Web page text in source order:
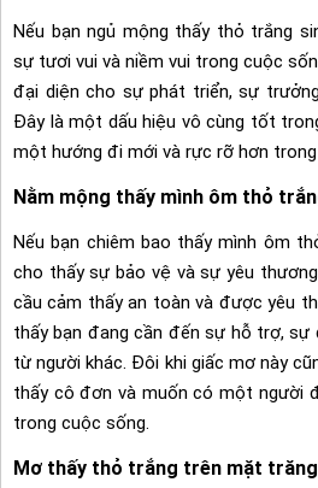
Nếu bạn ngủ mộng thấy thỏ trắng
sự tươi vui và niềm vui trong cuộc
đại diện cho sự phát triển, sự
Đây là một dấu hiệu vô cùng tốt
một hướng đi mới và rực rỡ hơn
Nằm mộng thấy mình ôm thỏ
Nếu bạn chiêm bao thấy mình ôm
cho thấy sự bảo vệ và sự yêu
cầu cảm thấy an toàn và được yêu
thấy bạn đang cần đến sự hỗ trợ, sự
từ người khác. Đôi khi giấc mơ này
thấy cô đơn và muốn có một người
trong cuộc sống.
Mơ thấy thỏ trắng trên mặt trăng